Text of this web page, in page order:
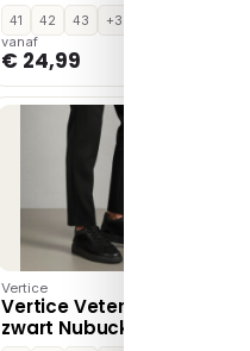
41 42 43
+3
vanaf
€ 24,99
Vertice
Vertice Veterboots
zwart Nubuck